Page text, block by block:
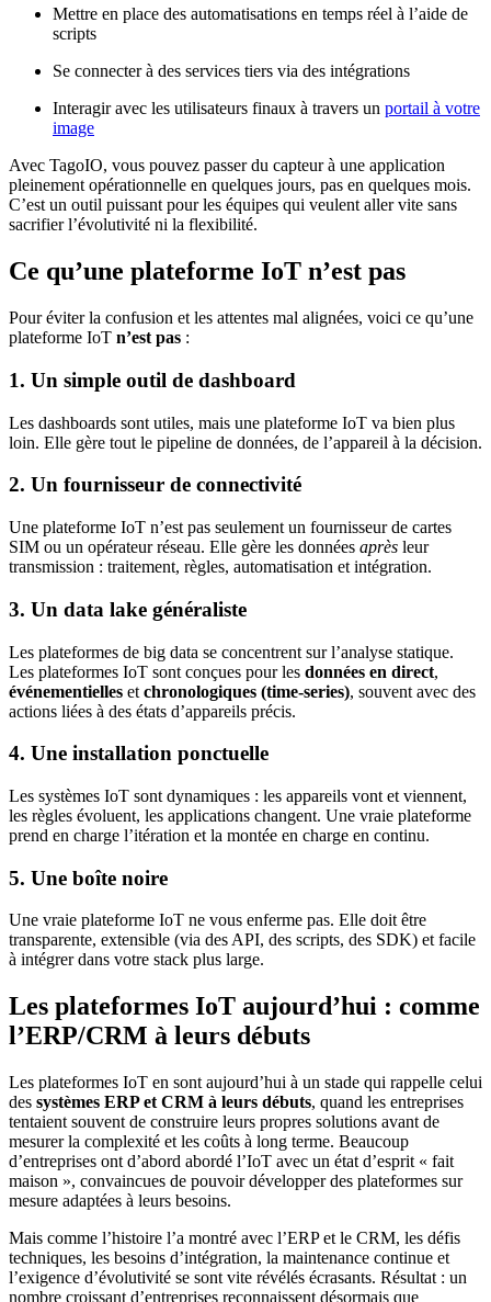
Mettre en place des automatisations en temps réel à l’aide de
scripts
Se connecter à des services tiers via des intégrations
Interagir avec les utilisateurs finaux à travers un portail à votre
image
Avec TagoIO, vous pouvez passer du capteur à une application
pleinement opérationnelle en quelques jours, pas en quelques mois.
C’est un outil puissant pour les équipes qui veulent aller vite sans
sacrifier l’évolutivité ni la flexibilité.
Ce qu’une plateforme IoT n’est pas
Pour éviter la confusion et les attentes mal alignées, voici ce qu’une
plateforme IoT n’est pas :
1. Un simple outil de dashboard
Les dashboards sont utiles, mais une plateforme IoT va bien plus
loin. Elle gère tout le pipeline de données, de l’appareil à la décision.
2. Un fournisseur de connectivité
Une plateforme IoT n’est pas seulement un fournisseur de cartes
SIM ou un opérateur réseau. Elle gère les données après leur
transmission : traitement, règles, automatisation et intégration.
3. Un data lake généraliste
Les plateformes de big data se concentrent sur l’analyse statique.
Les plateformes IoT sont conçues pour les données en direct,
événementielles et chronologiques (time-series), souvent avec des
actions liées à des états d’appareils précis.
4. Une installation ponctuelle
Les systèmes IoT sont dynamiques : les appareils vont et viennent,
les règles évoluent, les applications changent. Une vraie plateforme
prend en charge l’itération et la montée en charge en continu.
5. Une boîte noire
Une vraie plateforme IoT ne vous enferme pas. Elle doit être
transparente, extensible (via des API, des scripts, des SDK) et facile
à intégrer dans votre stack plus large.
Les plateformes IoT aujourd’hui : comme
l’ERP/CRM à leurs débuts
Les plateformes IoT en sont aujourd’hui à un stade qui rappelle celui
des systèmes ERP et CRM à leurs débuts, quand les entreprises
tentaient souvent de construire leurs propres solutions avant de
mesurer la complexité et les coûts à long terme. Beaucoup
d’entreprises ont d’abord abordé l’IoT avec un état d’esprit « fait
maison », convaincues de pouvoir développer des plateformes sur
mesure adaptées à leurs besoins.
Mais comme l’histoire l’a montré avec l’ERP et le CRM, les défis
techniques, les besoins d’intégration, la maintenance continue et
l’exigence d’évolutivité se sont vite révélés écrasants. Résultat : un
nombre croissant d’entreprises reconnaissent désormais que